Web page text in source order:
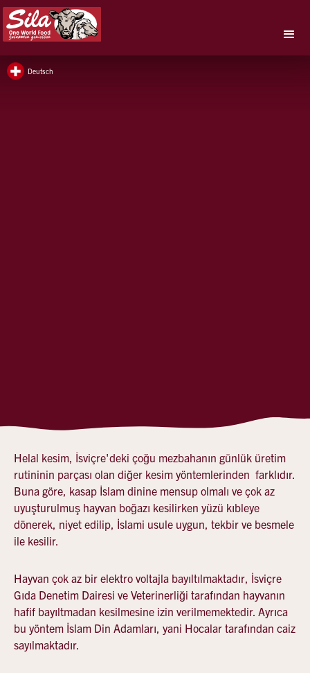
Deutsch
HELAL KESİM NASIL OLUR?
Helal kesim, İsviçre'deki çoğu mezbahanın günlük üretim
rutininin parçası olan diğer kesim yöntemlerinden farklıdır.
Buna göre, kasap İslam dinine mensup olmalı ve çok az
uyuşturulmuş hayvan boğazı kesilirken yüzü kıbleye
dönerek, niyet edilip, İslami usule uygun, tekbir ve besmele
ile kesilir.
Hayvan çok az bir elektro voltajla bayıltılmaktadır, İsviçre
Gıda Denetim Dairesi ve Veterinerliği tarafından hayvanın
hafif bayıltmadan kesilmesine izin verilmemektedir. Ayrıca
bu yöntem İslam Din Adamları, yani Hocalar tarafından caiz
sayılmaktadır.